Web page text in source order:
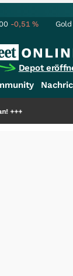
-0,51% Gold
Depot